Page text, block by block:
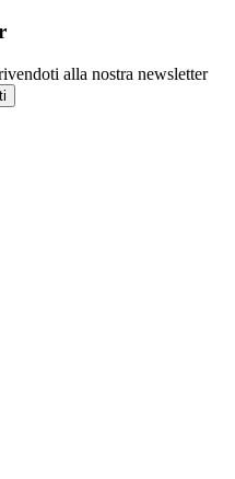
alla nostra newsletter